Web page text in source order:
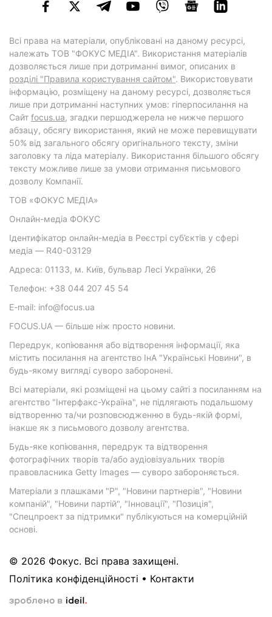
Всі права на матеріали, опубліковані на даному ресурсі,
належать ТОВ "ФОКУС МЕДІА". Використання матеріалів
дозволяється лише при дотриманні вимог, описаних в
розділі "Правила користування сайтом". Використовувати
інформацію, розміщену на даному ресурсі, дозволяється
лише при дотриманні наступних умов: гіперпосилання на
Cайт focus.ua, згадки першоджерела не нижче першого
абзацу, обсягу використання, який не може перевищувати
50% від загального обсягу оригінального тексту, зміни
заголовку та ліда матеріалу. Використання більшого обсягу
тексту можливе лише за умови отримання письмового
дозволу Компанії.
ТОВ «ФОКУС МЕДІА»
Онлайн-медіа ФОКУС
Ідентифікатор онлайн-медіа в Реєстрі суб’єктів у сфері
медіа — R40-03129
Адреса: 01133, м. Київ, бульвар Лесі Українки, 26
Телефон: +38 044 207 45 54
E-mail: info@focus.ua
FOCUS.UA — більше ніж просто новини.
Передрук, копіювання або відтворення інформації, яка
містить посилання на агентство ІнА "Українські Новини", в
будь-якому вигляді суворо заборонені.
Всі матеріали, які розміщені на цьому сайті з посиланням на
агентство "Інтерфакс-Україна", не підлягають подальшому
відтворенню та/чи розповсюдженню в будь-якій формі,
інакше як з письмового дозволу агентства.
Будь-яке копіювання, передрук та відтворення
фотографічних творів та/або аудіовізуальних творів
правовласника Getty Images — суворо забороняється.
Матеріали з плашками "Р", "Новини партнерів", "Новини
компаній", "Новини партій", "Інновації", "Позиція",
"Спецпроект за підтримки" публікуються на комерційній
основі.
© 2026 Фокус. Всі права захищені.
Політика конфіденційності • Контакти